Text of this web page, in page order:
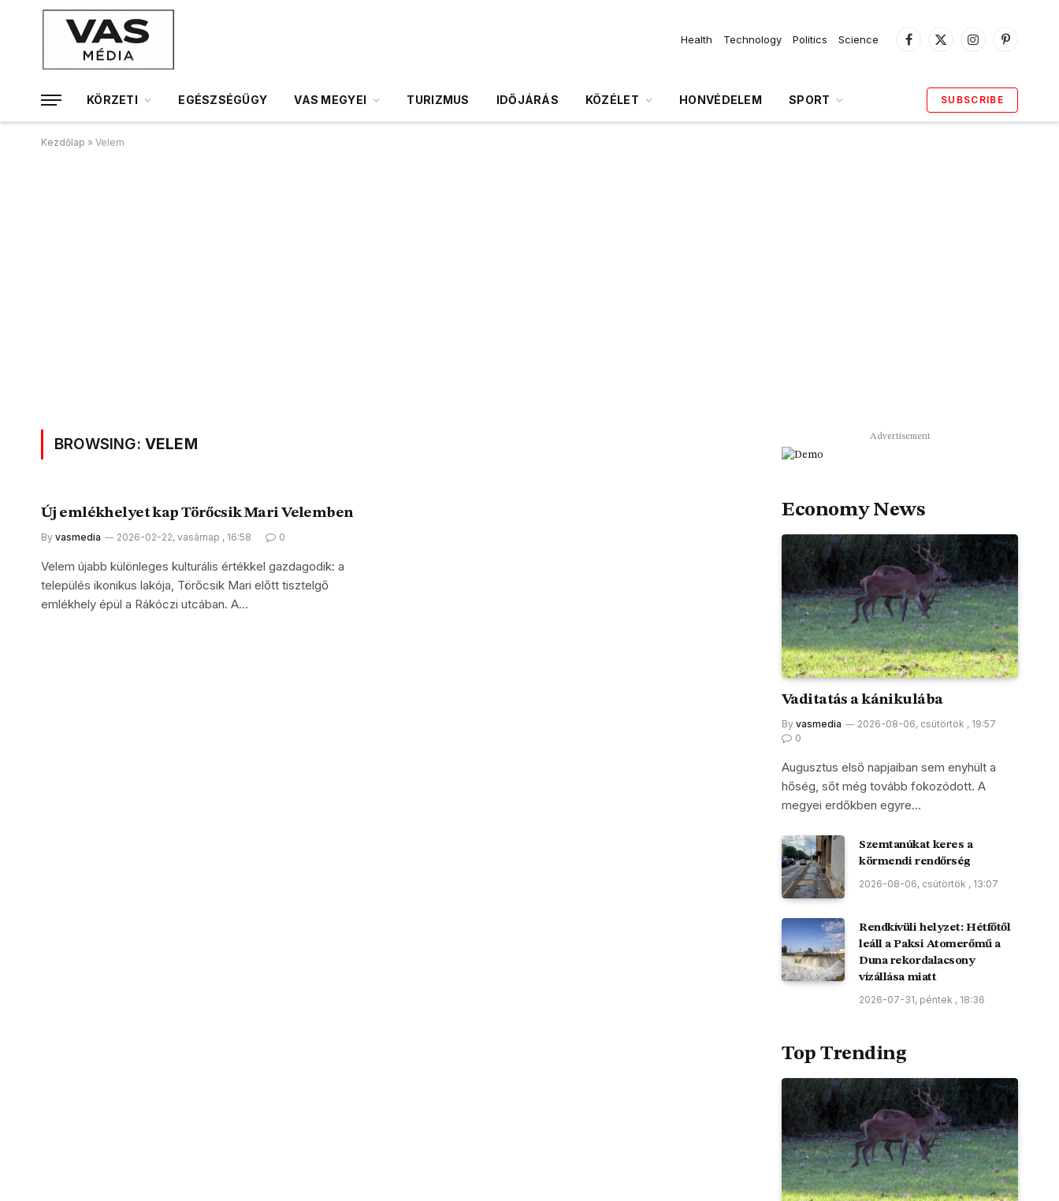
Health Technology Politics Science
Facebook
X
InstagramPinterest
KÖRZETI EGÉSZSÉGÜGY VAS MEGYEI TURIZMUS IDŐJÁRÁS KÖZÉLET HONVÉDELEM SPORT SUBSCRIBE
Kezdőlap » Velem
BROWSING: VELEM
Új emlékhelyet kap Törőcsik Mari Velemben
By vasmedia 2026-02-22, vasárnap , 16:58 0
Velem újabb különleges kulturális értékkel gazdagodik: a
település ikonikus lakója, Törőcsik Mari előtt tisztelgő
emlékhely épül a Rákóczi utcában. A…
Advertisement
Economy News
Vaditatás a kánikulába
By vasmedia
2026-08-06, csütörtök , 19:57
0
Augusztus első napjaiban sem enyhült a
hőség, sőt még tovább fokozódott. A
megyei erdőkben egyre…
Szemtanúkat keres a
körmendi rendőrség
2026-08-06, csütörtök , 13:07
Rendkívüli helyzet: Hétfőtől
leáll a Paksi Atomerőmű a
Duna rekordalacsony
vízállása miatt
2026-07-31, péntek , 18:36
Top Trending